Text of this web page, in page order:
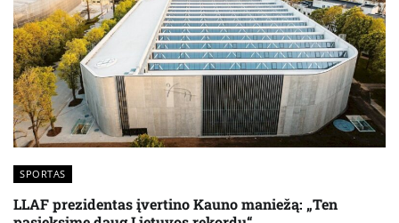
SPORTAS
LLAF prezidentas įvertino Kauno maniežą: „Ten